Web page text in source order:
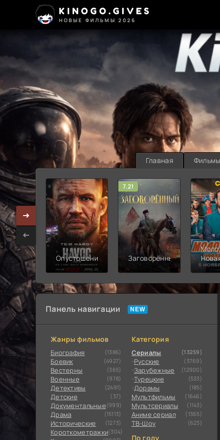
KINOGO.GIVES
НОВЫЕ ФИЛЬМЫ 2026
Главная Фильмы
Опустошение
7.21
Заговорённый
Панель навигации
Жанры фильмов
Биография (1386)
Боевик (4927)
Вестерны (365)
Военные (978)
Детективы (2491)
Детские (37)
Документальные(999)
Драма (15113)
Исторические (1273)
Короткометражки(304)
Категория
Сериалы (13259)
Русские (3769)
Зарубежные (12900)
Турецкие (533)
Дорамы (185)
Мультфильмы (1646)
Мультсериалы (1143)
Аниме сериал (1365)
ТВ-Шоу (623)
По году